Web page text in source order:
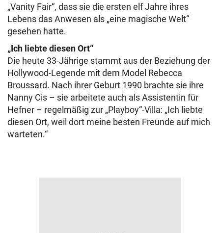
„Vanity Fair“, dass sie die ersten elf Jahre ihres
Lebens das Anwesen als „eine magische Welt“
gesehen hatte.
„Ich liebte diesen Ort“
Die heute 33-Jährige stammt aus der Beziehung der
Hollywood-Legende mit dem Model Rebecca
Broussard. Nach ihrer Geburt 1990 brachte sie ihre
Nanny Cis – sie arbeitete auch als Assistentin für
Hefner – regelmäßig zur „Playboy“-Villa: „Ich liebte
diesen Ort, weil dort meine besten Freunde auf mich
warteten.“